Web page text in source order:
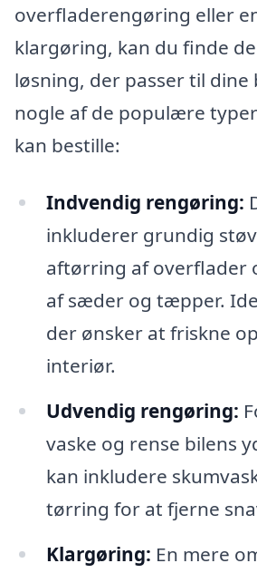
overfladerengøring eller
klargøring, kan du finde
løsning, der passer til dine
nogle af de populære
kan bestille:
Indvendig rengøring:
inkluderer grundig
aftørring af overflader
af sæder og tæpper.
der ønsker at friskne
interiør.
Udvendig rengøring:
vaske og rense bilens
kan inkludere
tørring for at fjerne
Klargøring: En mere